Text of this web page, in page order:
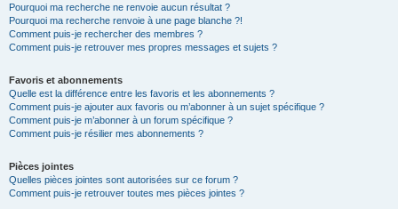
Pourquoi ma recherche ne renvoie aucun résultat ?
Pourquoi ma recherche renvoie à une page blanche ?!
Comment puis-je rechercher des membres ?
Comment puis-je retrouver mes propres messages et sujets ?
Favoris et abonnements
Quelle est la différence entre les favoris et les abonnements ?
Comment puis-je ajouter aux favoris ou m’abonner à un sujet spécifique ?
Comment puis-je m’abonner à un forum spécifique ?
Comment puis-je résilier mes abonnements ?
Pièces jointes
Quelles pièces jointes sont autorisées sur ce forum ?
Comment puis-je retrouver toutes mes pièces jointes ?